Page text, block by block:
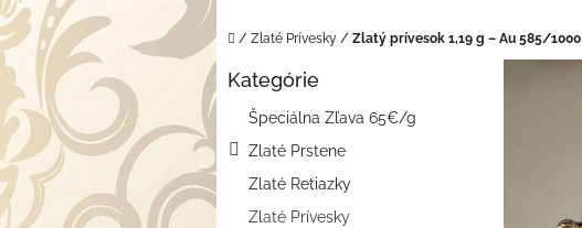
Domov
/ Zlaté Prívesky / Zlatý prívesok 1,19 g – Au 585/1000
B
o
p
a
Preskočiť
Kategórie
Špeciálna Zľava 65€/g
Zlaté Prstene
Zlaté Retiazky
Zlaté Prívesky